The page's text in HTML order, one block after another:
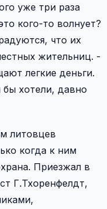
уже три раза
кого-то волнует?
что их
жительниц. -
легкие деньги.
хотели, давно
литовцев
когда к ним
Приезжал в
Г.Тхоренфелдт,